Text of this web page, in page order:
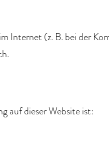
Internet (z. B. bei der
auf dieser Website ist: